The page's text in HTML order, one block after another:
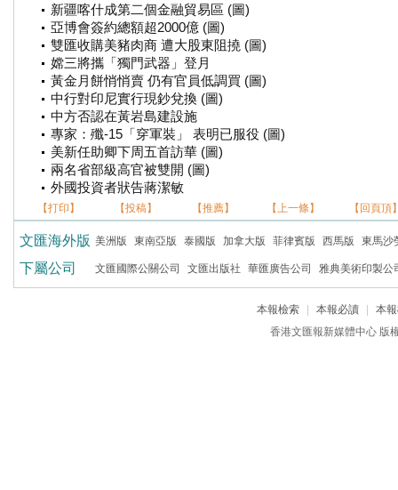
新疆喀什成第二個金融貿易區 (圖)
亞博會簽約總額超2000億 (圖)
雙匯收購美豬肉商 遭大股東阻撓 (圖)
嫦三將攜「獨門武器」登月
黃金月餅悄悄賣 仍有官員低調買 (圖)
中行對印尼實行現鈔兌換 (圖)
中方否認在黃岩島建設施
專家：殲-15「穿軍裝」 表明已服役 (圖)
美新任助卿下周五首訪華 (圖)
兩名省部級高官被雙開 (圖)
外國投資者狀告蔣潔敏
【打印】 【投稿】 【推薦】 【上一條】 【回頁頂
文匯海外版 美洲版 東南亞版 泰國版 加拿大版 菲律賓版 西馬版 東馬沙
下屬公司 文匯國際公關公司 文匯出版社 華匯廣告公司 雅典美術印製公
本報檢索 本報必讀
本
香港文匯報新媒體中心 版